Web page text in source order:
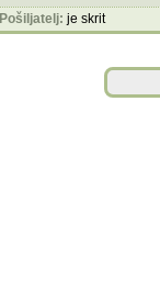
Pošiljatelj: je skrit